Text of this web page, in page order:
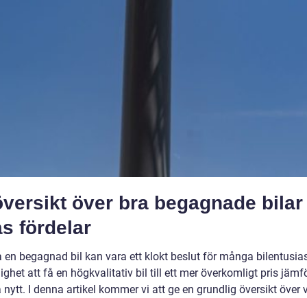
över bra begagnade
fördelar
en begagnad bil kan vara ett klokt beslut för många
att få en högkvalitativ bil till ett mer överkomligt pris
nytt. I denna artikel kommer vi att ge en grundlig översikt över